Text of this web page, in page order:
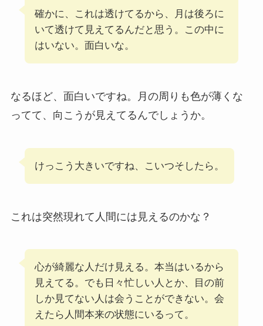
確かに、これは透けてるから、月は後ろに
いて透けて見えてるんだと思う。この中に
はいない。面白いな。
なるほど、面白いですね。月の周りも色が薄くな
ってて、向こうが見えてるんでしょうか。
けっこう大きいですね、こいつそしたら。
これは突然現れて人間には見えるのかな？
心が綺麗な人だけ見える。本当はいるから
見えてる。でも日々忙しい人とか、目の前
しか見てない人は会うことができない。会
えたら人間本来の状態にいるって。